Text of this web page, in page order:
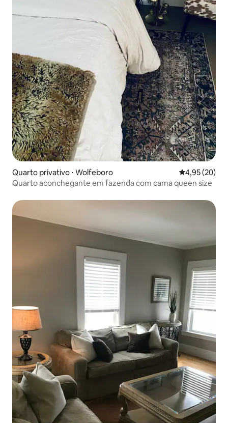
Quarto privativo ⋅ Wolfeboro 4,95 de uma
4,95 (20)
Quarto aconchegante em fazenda com cama queen size